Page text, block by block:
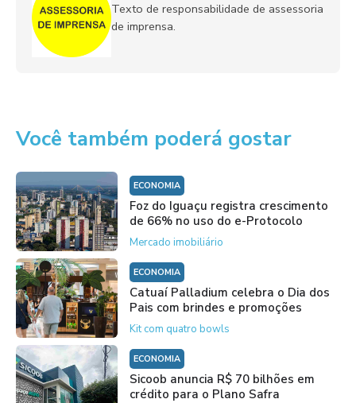
Texto de responsabilidade de assessoria
de imprensa.
Você também poderá gostar
ECONOMIA
Foz do Iguaçu registra crescimento
de 66% no uso do e-Protocolo
Mercado imobiliário
ECONOMIA
Catuaí Palladium celebra o Dia dos
Pais com brindes e promoções
Kit com quatro bowls
ECONOMIA
Sicoob anuncia R$ 70 bilhões em
crédito para o Plano Safra